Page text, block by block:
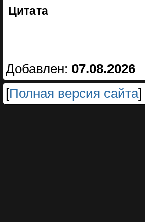
Цитата
Добавлен: 07.08.2026
[Полная версия сайта]